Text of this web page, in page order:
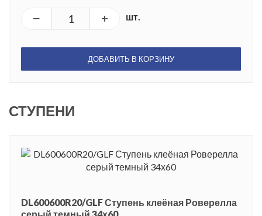
шт.
ДОБАВИТЬ В КОРЗИНУ
СТУПЕНИ
DL600600R20/GLF Ступень клеёная Роверелла
серый темный 34х60